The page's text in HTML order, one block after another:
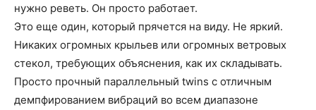
нужно реветь. Он просто работает.
Это еще один, который прячется на виду. Не яркий.
Никаких огромных крыльев или огромных ветровых
стекол, требующих объяснения, как их складывать.
Просто прочный параллельный twins с отличным
демпфированием вибраций во всем диапазоне